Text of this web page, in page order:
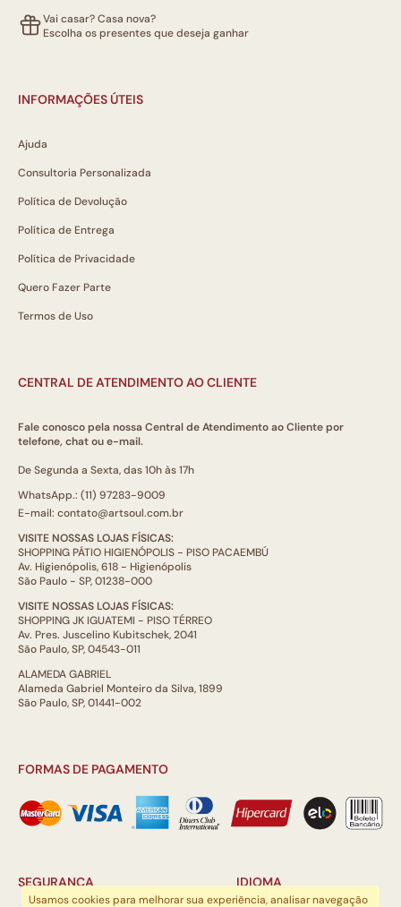
Vai casar? Casa nova?
Escolha os presentes que deseja ganhar
INFORMAÇÕES ÚTEIS
Ajuda
Consultoria Personalizada
Política de Devolução
Política de Entrega
Política de Privacidade
Quero Fazer Parte
Termos de Uso
CENTRAL DE ATENDIMENTO AO CLIENTE
Fale conosco pela nossa Central de Atendimento ao Cliente por
telefone, chat ou e-mail.
De Segunda a Sexta, das 10h às 17h
WhatsApp.: (11) 97283-9009
E-mail: contato@artsoul.com.br
VISITE NOSSAS LOJAS FÍSICAS:
SHOPPING PÁTIO HIGIENÓPOLIS - PISO PACAEMBÚ
Av. Higienópolis, 618 - Higienópolis
São Paulo - SP, 01238-000
VISITE NOSSAS LOJAS FÍSICAS:
SHOPPING JK IGUATEMI - PISO TÉRREO
Av. Pres. Juscelino Kubitschek, 2041
São Paulo, SP, 04543-011
ALAMEDA GABRIEL
Alameda Gabriel Monteiro da Silva, 1899
São Paulo, SP, 01441-002
FORMAS DE PAGAMENTO
SEGURANÇA IDIOMA
Usamos cookies para melhorar sua experiência, analisar navegação